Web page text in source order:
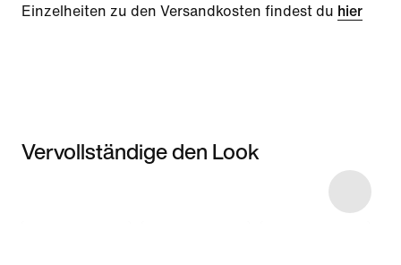
Einzelheiten zu den Versandkosten findest du hier
Vervollständige den Look